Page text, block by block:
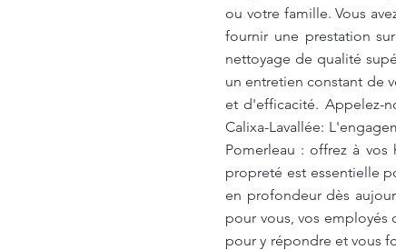
ou votre famille. Vous
fournir une prestation
nettoyage de qualité
un entretien constant de
et d'efficacité. Appelez-
Calixa-Lavallée:
Pomerleau : offrez à
propreté est essentielle
en profondeur dès
pour vous, vos employés
pour y répondre et vous